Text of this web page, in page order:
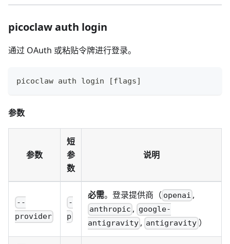
picoclaw auth login
通过 OAuth 或粘贴令牌进行登录。
picoclaw auth login [flags]
参数
参数
短
参
数
说明
--
provider
-
p
必需。登录提供商（ openai ,
anthropic , google-
antigravity , antigravity ）